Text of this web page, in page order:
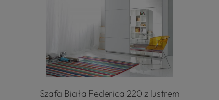
Szafa Biała Federica 220 z lustrem